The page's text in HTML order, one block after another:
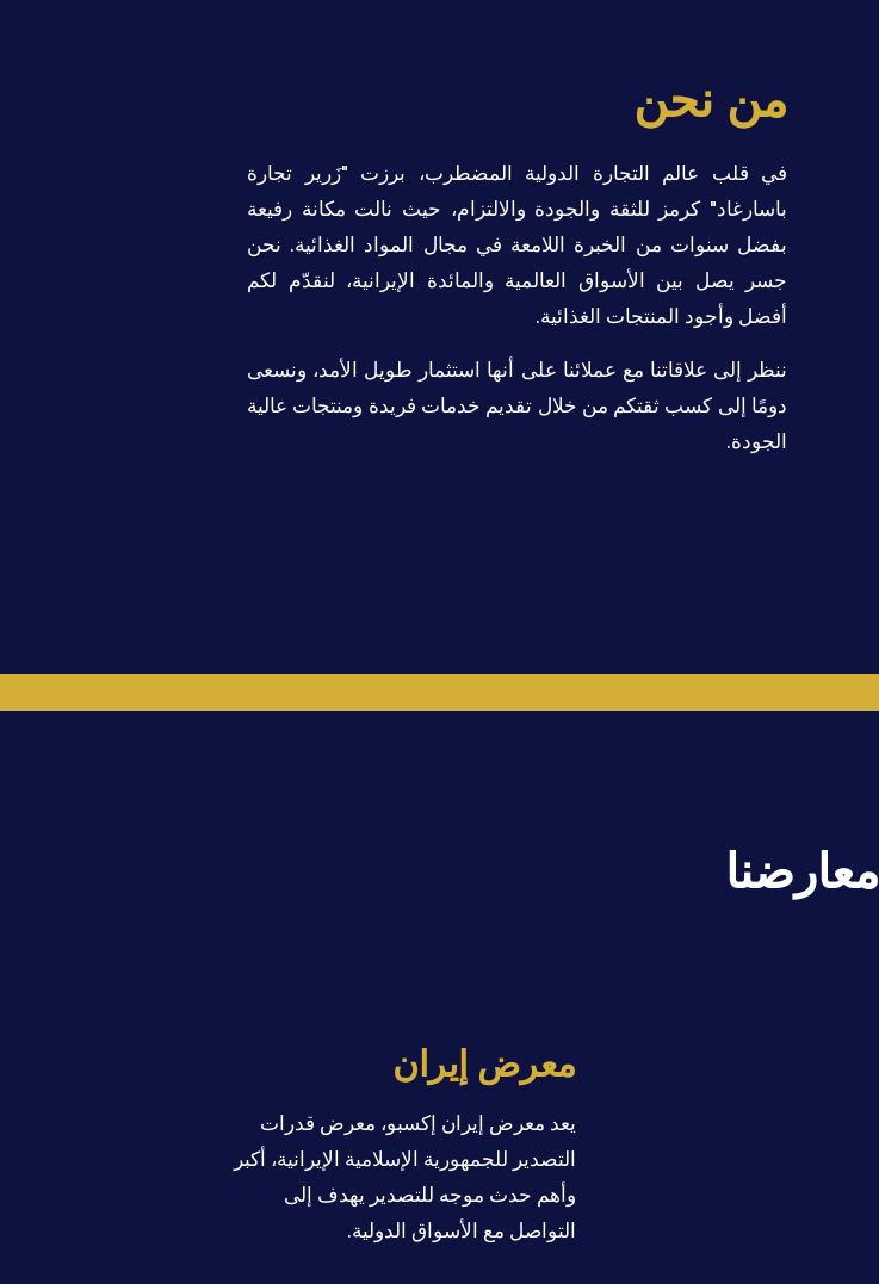
من نحن
في قلب عالم التجارة الدولية المضطرب، برزت "زَرير تجارة
باسارغاد" كرمز للثقة والجودة والالتزام، حيث نالت مكانة رفيعة
بفضل سنوات من الخبرة اللامعة في مجال المواد الغذائية. نحن
جسر يصل بين الأسواق العالمية والمائدة الإيرانية، لنقدّم لكم
أفضل وأجود المنتجات الغذائية.
ننظر إلى علاقاتنا مع عملائنا على أنها استثمار طويل الأمد، ونسعى
دومًا إلى كسب ثقتكم من خلال تقديم خدمات فريدة ومنتجات عالية
الجودة.
معارضنا
معرض إيران
يعد معرض إيران إكسبو، معرض قدرات
التصدير للجمهورية الإسلامية الإيرانية، أكبر
وأهم حدث موجه للتصدير يهدف إلى
التواصل مع الأسواق الدولية.